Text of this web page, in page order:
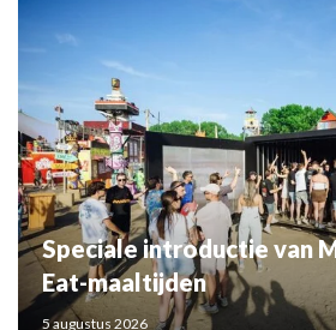
Speciale introductie van
Eat-maaltijden
5 augustus 2026